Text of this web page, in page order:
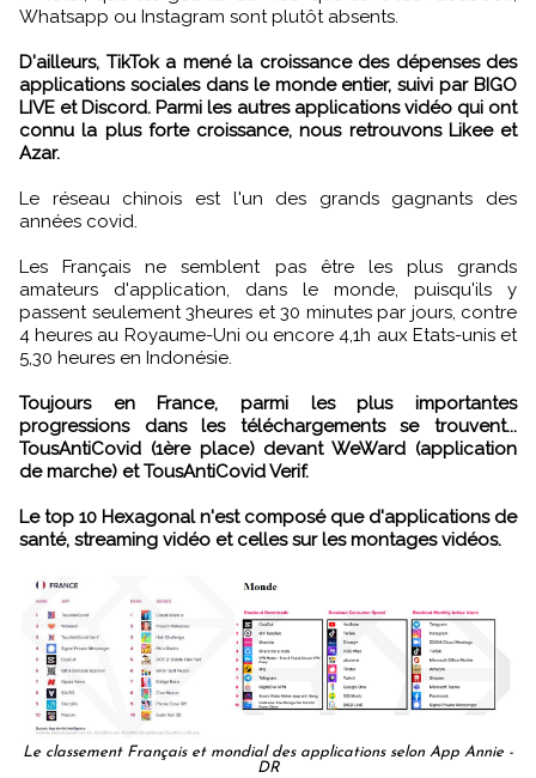
Whatsapp ou Instagram sont plutôt absents.
D'ailleurs, TikTok a mené la croissance des dépenses des
applications sociales dans le monde entier, suivi par BIGO
LIVE et Discord. Parmi les autres applications vidéo qui ont
connu la plus forte croissance, nous retrouvons Likee et
Azar.
Le réseau chinois est l'un des grands gagnants des
années covid.
Les Français ne semblent pas être les plus grands
amateurs d'application, dans le monde, puisqu'ils y
passent seulement 3heures et 30 minutes par jours, contre
4 heures au Royaume-Uni ou encore 4,1h aux Etats-unis et
5,30 heures en Indonésie.
Toujours en France, parmi les plus importantes
progressions dans les téléchargements se trouvent...
TousAntiCovid (1ère place) devant WeWard (application
de marche) et TousAntiCovid Verif.
Le top 10 Hexagonal n'est composé que d'applications de
santé, streaming vidéo et celles sur les montages vidéos.
Le classement Français et mondial des applications selon App Annie -
DR